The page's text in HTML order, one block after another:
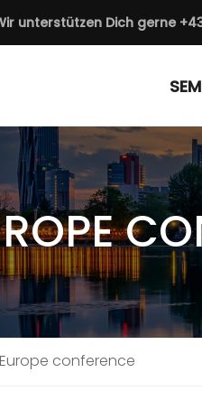
unterstützen Dich gerne
Europe conference